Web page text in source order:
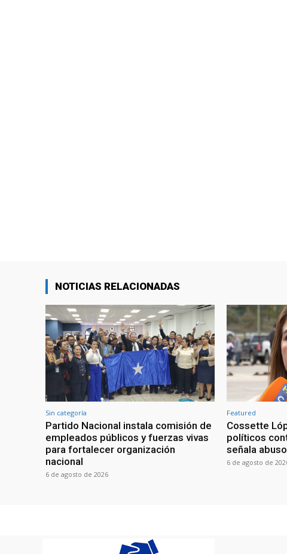
NOTICIAS RELACIONADAS
Sin categoría
Partido Nacional instala comisión de
empleados públicos y fuerzas vivas
para fortalecer organización
nacional
6 de agosto de 2026
Featured
Cossette
políticos
señala
6 de agosto de